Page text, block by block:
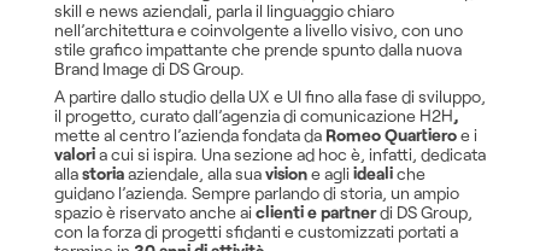
skill e news aziendali, parla il linguaggio chiaro
nell’architettura e coinvolgente a livello visivo, con uno
stile grafico impattante che prende spunto dalla nuova
Brand Image di DS Group.
A partire dallo studio della UX e UI fino alla fase di sviluppo,
il progetto, curato dall’agenzia di comunicazione H2H,
mette al centro l’azienda fondata da Romeo Quartieroe i
valoria cui si ispira. Una sezione ad hoc è, infatti, dedicata
allastoriaaziendale, alla suavisione agliidealiche
guidano l’azienda. Sempre parlando di storia, un ampio
spazio è riservato anche aiclienti e partnerdi DS Group,
con la forza di progetti sfidanti e customizzati portati a